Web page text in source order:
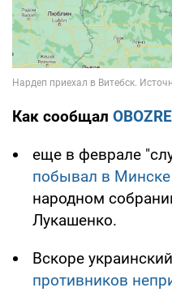
Как сообщал
еще в феврале
побывал в Минске
народном
Лукашенко.
Вскоре
противников